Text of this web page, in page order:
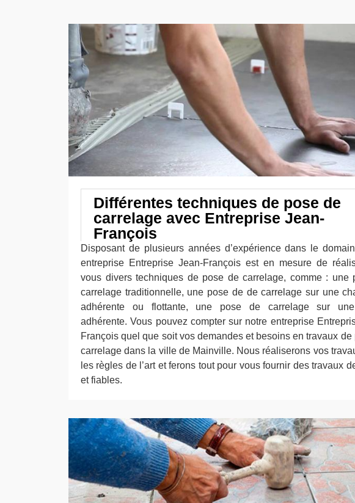
Différentes techniques de pose de
carrelage avec Entreprise Jean-
François
Disposant de plusieurs années d’expérience dans le
entreprise Entreprise Jean-François est en mesure de
vous divers techniques de pose de carrelage, comme : une
carrelage traditionnelle, une pose de de carrelage sur une
adhérente ou flottante, une pose de carrelage sur
adhérente. Vous pouvez compter sur notre entreprise
François quel que soit vos demandes et besoins en travaux de
carrelage dans la ville de Mainville. Nous réaliserons vos
les règles de l’art et ferons tout pour vous fournir des travaux
et fiables.